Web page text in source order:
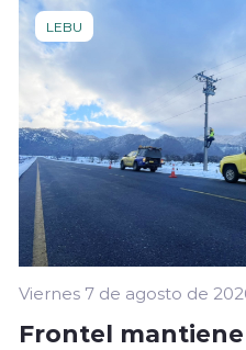
LEBU
Viernes 7 de agosto de
Frontel mantiene